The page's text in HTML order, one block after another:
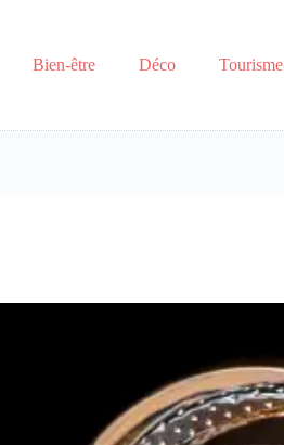
Bien-être Déco Tourisme